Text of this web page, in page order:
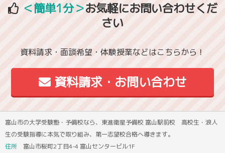
＜簡単1分＞お気軽にお問い合わせくだ
さい
資料請求・面談希望・体験授業などはこちらから！
資料請求・お問い合わせ
富山市の大学受験塾・予備校なら、東進衛星予備校 富山駅前校 高校生・浪人
生の受験指導に本気で取り組み、第一志望校合格へ導きます。
住所 富山市桜町2丁目4-4 富山センタービル1F